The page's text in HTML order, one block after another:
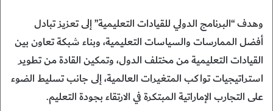
وهدف “البرنامج الدولي للقيادات التعليمية” إلى تعزيز تبادل
أفضل الممارسات والسياسات التعليمية، وبناء شبكة تعاون بين
القيادات التعليمية من مختلف الدول، وتمكين القادة من تطوير
استراتيجيات تواكب المتغيرات العالمية، إلى جانب تسليط الضوء
على التجارب الإماراتية المبتكرة في الارتقاء بجودة التعليم.